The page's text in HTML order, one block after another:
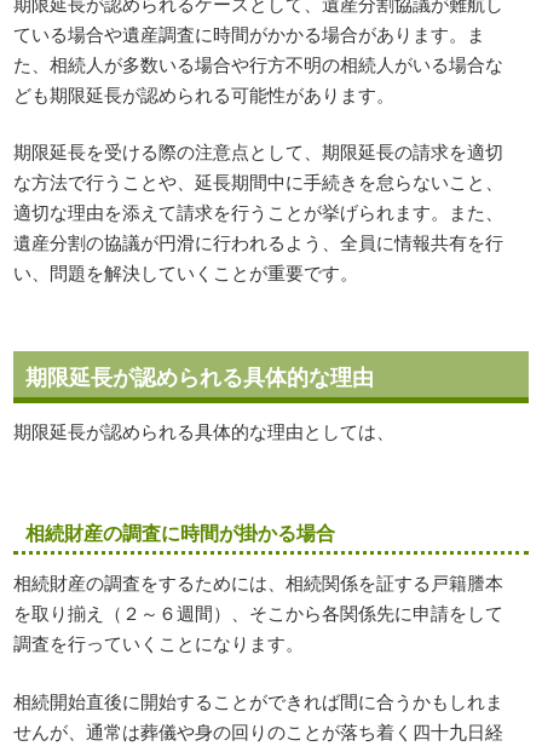
ている場合や遺産調査に時間がかかる場合があります。ま
た、相続人が多数いる場合や行方不明の相続人がいる場合な
ども期限延長が認められる可能性があります。
期限延長を受ける際の注意点として、期限延長の請求を適切
な方法で行うことや、延長期間中に手続きを怠らないこと、
適切な理由を添えて請求を行うことが挙げられます。また、
遺産分割の協議が円滑に行われるよう、全員に情報共有を行
い、問題を解決していくことが重要です。
期限延長が認められる具体的な理由
期限延長が認められる具体的な理由としては、
相続財産の調査に時間が掛かる場合
相続財産の調査をするためには、相続関係を証する戸籍謄本
を取り揃え（２～６週間）、そこから各関係先に申請をして
調査を行っていくことになります。
相続開始直後に開始することができれば間に合うかもしれま
せんが、通常は葬儀や身の回りのことが落ち着く四十九日経